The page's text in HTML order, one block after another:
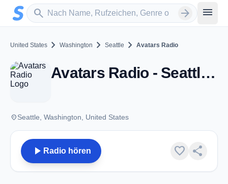
Zum Hauptinhalt springen
search
Sender suchen arrow_forward menu
United States chevron_right Washington chevron_right Seattle chevron_right Avatars Radio
Avatars Radio - Seattle, WA
placeSeattle, Washington, United States
play_arrow Radio hören favorite share